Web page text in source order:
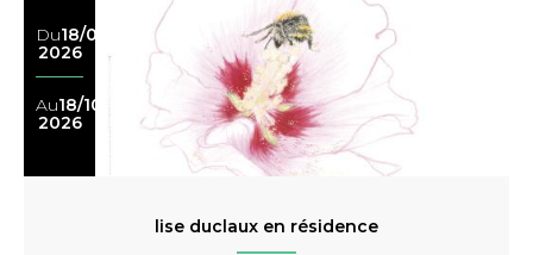
Du18/04
2026
Au18/10
2026
lise duclaux en résidence